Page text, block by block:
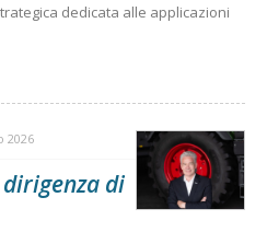
dedicata alle applicazioni
2026
di